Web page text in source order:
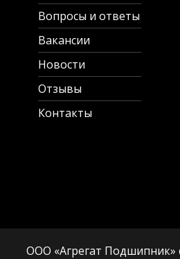
Вопросы и ответы
Вакансии
Новости
Отзывы
Контакты
ООО «Агрегат Подшипник»